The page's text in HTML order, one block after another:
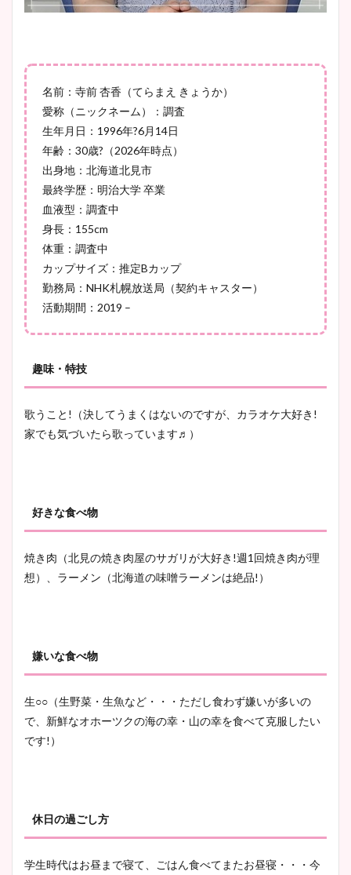
調査！
宇賀神メグアナのニット画像
まとめ！足も美脚でカップも
池谷実悠アナのメガネ画像が
かわいい！カップや水着姿も
名前：寺前 杏香（てらまえ きょうか）
愛称（ニックネーム）：調査
生年月日：1996年?6月14日
年齢：30歳?（2026年時点）
出身地：北海道北見市
最終学歴：明治大学 卒業
血液型：調査中
身長：155cm
体重：調査中
カップサイズ：推定Bカップ
勤務局：NHK札幌放送局（契約キャスター）
活動期間：2019 –
趣味・特技
歌うこと!（決してうまくはないのですが、カラオケ大好き!
家でも気づいたら歌っています♬）
好きな食べ物
焼き肉（北見の焼き肉屋のサガリが大好き!週1回焼き肉が理
想）、ラーメン（北海道の味噌ラーメンは絶品!）
嫌いな食べ物
生○○（生野菜・生魚など・・・ただし食わず嫌いが多いの
で、新鮮なオホーツクの海の幸・山の幸を食べて克服したい
です!）
休日の過ごし方
学生時代はお昼まで寝て、ごはん食べてまたお昼寝・・・今